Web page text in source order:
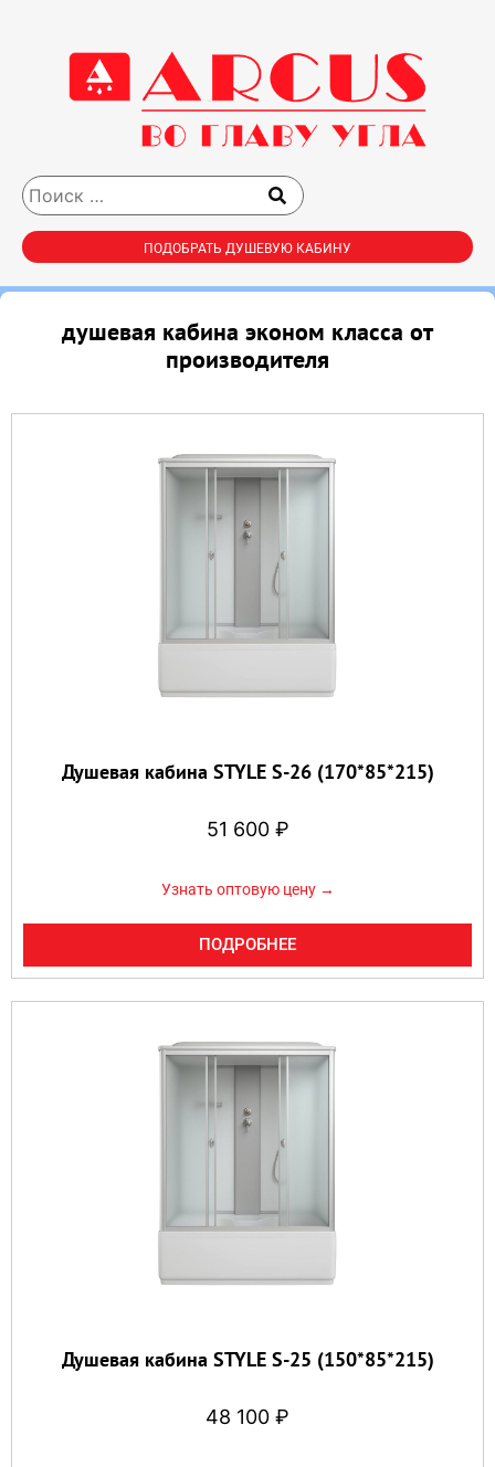
ПОДОБРАТЬ ДУШЕВУЮ КАБИНУ
душевая кабина эконом класса от
производителя
Душевая кабина STYLE S-26 (170*85*215)
51 600 ₽
Узнать оптовую цену →
ПОДРОБНЕЕ
Душевая кабина STYLE S-25 (150*85*215)
48 100 ₽